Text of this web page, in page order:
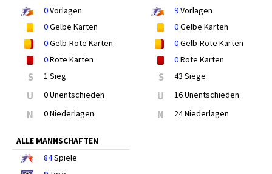
0Vorlagen
0Gelbe Karten
0Gelb-Rote Karten
0Rote Karten
S 1 Sieg
U 0 Unentschieden
N 0 Niederlagen
9Vorlagen
0Gelbe Karten
0Gelb-Rote Karten
0Rote Karten
S 43 Siege
U 16 Unentschieden
N 24 Niederlagen
ALLE MANNSCHAFTEN
84Spiele